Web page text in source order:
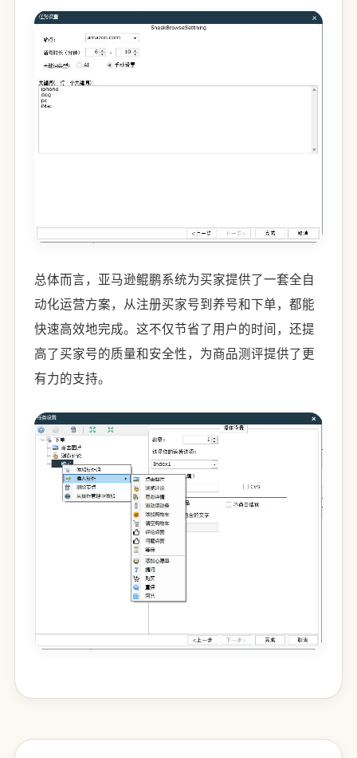
总体而言，亚马逊鲲鹏系统为买家提供了一套全自
动化运营方案，从注册买家号到养号和下单，都能
快速高效地完成。这不仅节省了用户的时间，还提
高了买家号的质量和安全性，为商品测评提供了更
有力的支持。